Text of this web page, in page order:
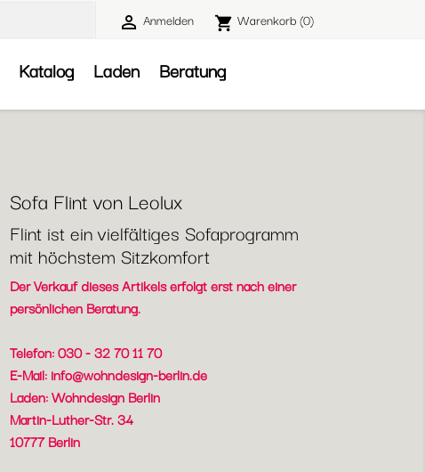
 Anmelden shopping_cart Warenkorb(0)
Katalog Laden Beratung
Sofa Flint von Leolux
Flint ist ein vielfältiges Sofaprogramm
mit höchstem Sitzkomfort
Der Verkauf dieses Artikels erfolgt erst nach einer
persönlichen Beratung.
Telefon: 030 - 32 70 11 70
E-Mail: info@wohndesign-berlin.de
Laden: Wohndesign Berlin
Martin-Luther-Str. 34
10777 Berlin